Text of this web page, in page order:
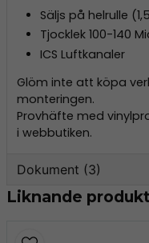
Säljs på helrulle
Tjocklek 100-140
ICS Luftkanaler
Glöm inte att köpa
monteringen.
Provhäfte med
i webbutiken.
Dokument (3)
os-
Liknande